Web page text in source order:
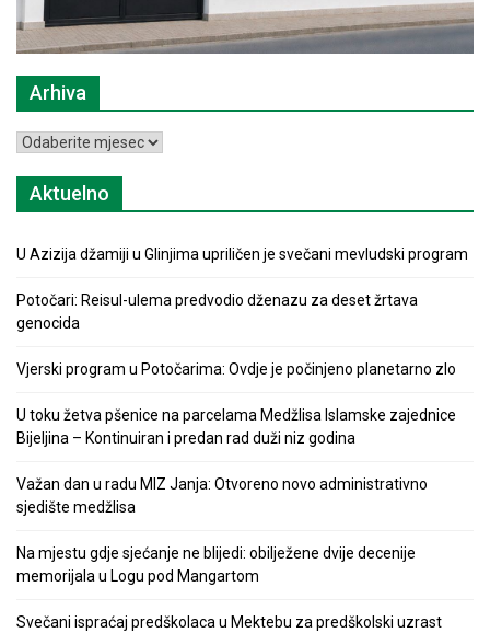
Arhiva
Arhiva
Aktuelno
U Azizija džamiji u Glinjima upriličen je svečani mevludski program
Potočari: Reisul-ulema predvodio dženazu za deset žrtava
genocida
Vjerski program u Potočarima: Ovdje je počinjeno planetarno zlo
U toku žetva pšenice na parcelama Medžlisa Islamske zajednice
Bijeljina – Kontinuiran i predan rad duži niz godina
Važan dan u radu MIZ Janja: Otvoreno novo administrativno
sjedište medžlisa
Na mjestu gdje sjećanje ne blijedi: obilježene dvije decenije
memorijala u Logu pod Mangartom
Svečani ispraćaj predškolaca u Mektebu za predškolski uzrast